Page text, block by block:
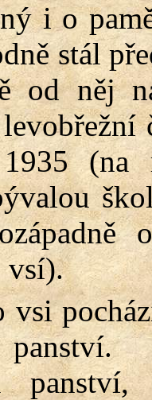
i o
stál
od něj
(na
vsí).
vsi
panství,